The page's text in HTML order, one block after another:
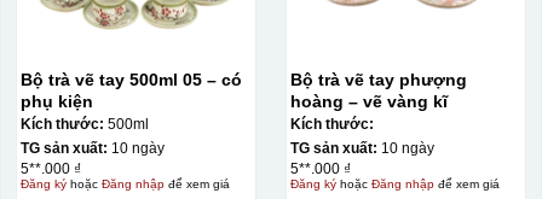
Bộ trà vẽ tay 500ml 05 – có
phụ kiện
Kích thước: 500ml
TG sản xuất: 10 ngày
5**.000 ₫
Đăng kýhoặc Đăng nhậpđể xem giá
Bộ trà vẽ tay phượng
hoàng – vẽ vàng kĩ
Kích thước:
TG sản xuất: 10 ngày
5**.000 ₫
Đăng kýhoặc Đăng nhậpđể xem giá